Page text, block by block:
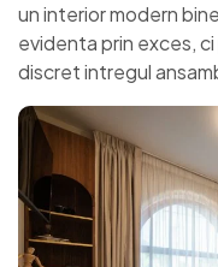
un interior modern
evidenta prin exces,
discret intregul